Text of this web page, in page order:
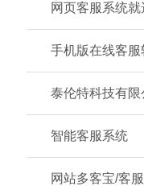
网页客服系统
手机版在线客服
泰伦特科技有限
智能客服系统
网站多客宝/客